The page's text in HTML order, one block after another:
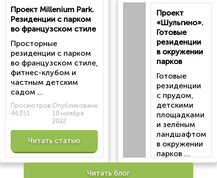
Проект Millenium Park.
Резиденции с парком
во французском стиле
Просторные
резиденции с парком
во французском стиле,
фитнес-клубом и
частным детским
садом ...
Просмотров:
46351
Опубликована:
10 ноября
2022
Читать статью
статью
Проект
«Шульгино».
Готовые
резиденции
в окружении
парков
Готовые
резиденции
с прудом,
детскими
площадками
и зелёным
ландшафтом
в окружении
парков ...
Просмотров:
Читать блог